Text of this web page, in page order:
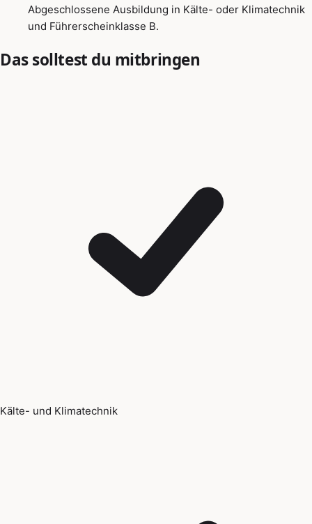
Abgeschlossene Ausbildung in Kälte- oder Klimatechnik
und Führerscheinklasse B.
Das solltest du mitbringen
Kälte- und Klimatechnik